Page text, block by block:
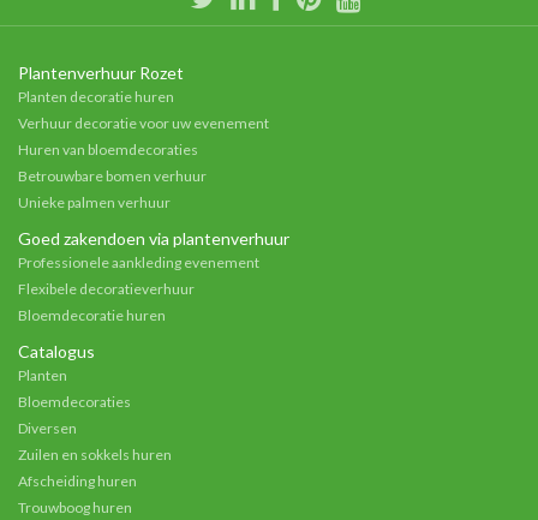
Plantenverhuur Rozet
Planten decoratie huren
Verhuur decoratie voor uw evenement
Huren van bloemdecoraties
Betrouwbare bomen verhuur
Unieke palmen verhuur
Goed zakendoen via plantenverhuur
Professionele aankleding evenement
Flexibele decoratieverhuur
Bloemdecoratie huren
Catalogus
Planten
Bloemdecoraties
Diversen
Zuilen en sokkels huren
Afscheiding huren
Trouwboog huren